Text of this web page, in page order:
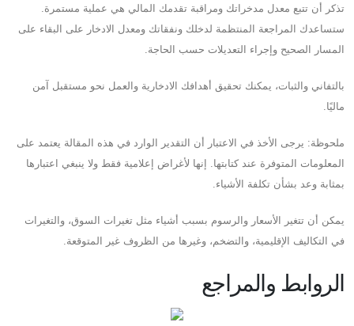
تذكر أن تتبع معدل مدخراتك ومراقبة تقدمك المالي هي عملية مستمرة.
ستساعدك المراجعة المنتظمة لدخلك ونفقاتك ومعدل الادخار على البقاء على
المسار الصحيح وإجراء التعديلات حسب الحاجة.
بالتفاني والثبات، يمكنك تحقيق أهدافك الادخارية والعمل نحو مستقبل آمن
ماليًا.
ملحوظة: يرجى الأخذ في الاعتبار أن التقدير الوارد في هذه المقالة يعتمد على
المعلومات المتوفرة عند كتابتها. إنها لأغراض إعلامية فقط ولا ينبغي اعتبارها
بمثابة وعد بشأن تكلفة الأشياء.
يمكن أن تتغير الأسعار والرسوم بسبب أشياء مثل تغيرات السوق، والتغيرات
في التكاليف الإقليمية، والتضخم، وغيرها من الظروف غير المتوقعة.
الروابط والمراجع